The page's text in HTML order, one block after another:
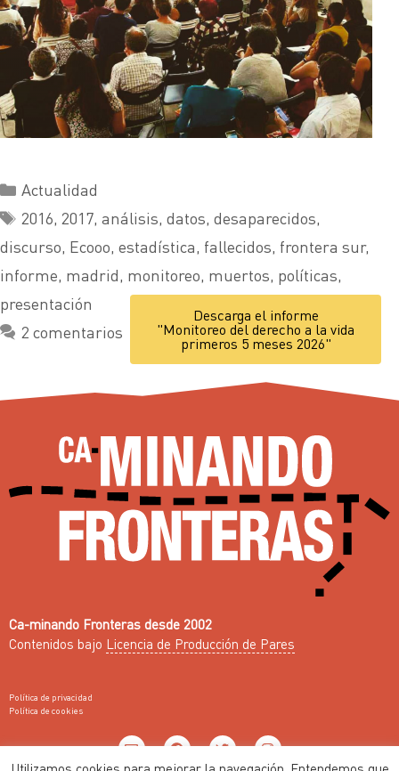
Actualidad
2016, 2017, análisis, datos, desaparecidos,
discurso, Ecooo, estadística, fallecidos, frontera sur,
informe, madrid, monitoreo, muertos, políticas,
presentación
2 comentarios
Descarga el informe
"Monitoreo del derecho a la vida
primeros 5 meses 2026"
Ca-minando Fronteras desde 2002
Contenidos bajo Licencia de Producción de Pares
Política de privacidad
Política de cookies